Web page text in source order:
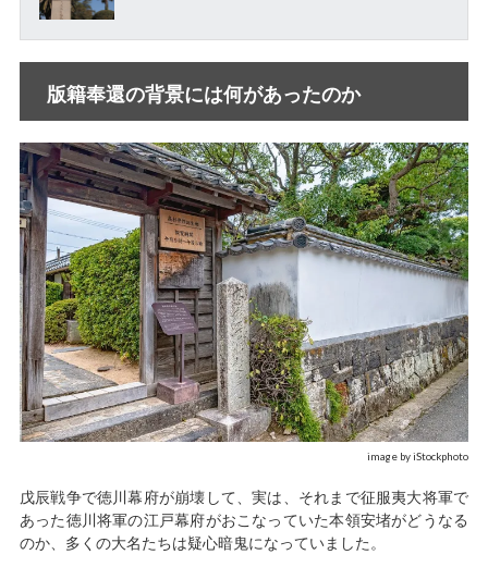
版籍奉還の背景には何があったのか
image by iStockphoto
戊辰戦争で徳川幕府が崩壊して、実は、それまで征服夷大将軍で
あった徳川将軍の江戸幕府がおこなっていた本領安堵がどうなる
のか、多くの大名たちは疑心暗鬼になっていました。